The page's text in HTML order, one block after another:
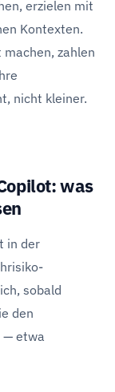
erzielen mit
Kontexten.
zahlen
nicht kleiner.
was
in der
sobald
den
— etwa